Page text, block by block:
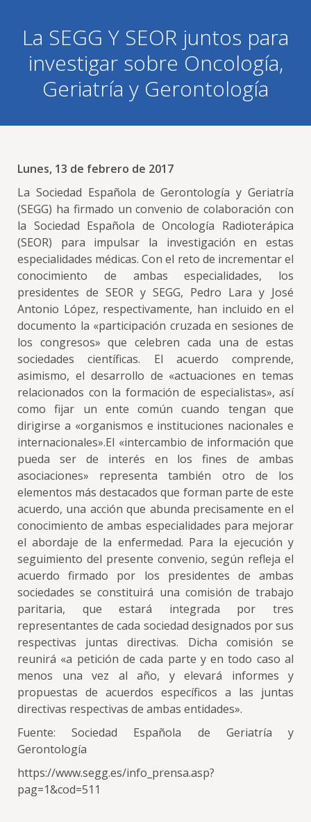
La SEGG Y SEOR juntos para
investigar sobre Oncología,
Geriatría y Gerontología
Lunes, 13 de febrero de 2017
La Sociedad Española de Gerontología y Geriatría
(SEGG) ha firmado un convenio de colaboración con
la Sociedad Española de Oncología Radioterápica
(SEOR) para impulsar la investigación en estas
especialidades médicas. Con el reto de incrementar el
conocimiento de ambas especialidades, los
presidentes de SEOR y SEGG, Pedro Lara y José
Antonio López, respectivamente, han incluido en el
documento la «participación cruzada en sesiones de
los congresos» que celebren cada una de estas
sociedades científicas. El acuerdo comprende,
asimismo, el desarrollo de «actuaciones en temas
relacionados con la formación de especialistas», así
como fijar un ente común cuando tengan que
dirigirse a «organismos e instituciones nacionales e
internacionales».El «intercambio de información que
pueda ser de interés en los fines de ambas
asociaciones» representa también otro de los
elementos más destacados que forman parte de este
acuerdo, una acción que abunda precisamente en el
conocimiento de ambas especialidades para mejorar
el abordaje de la enfermedad. Para la ejecución y
seguimiento del presente convenio, según refleja el
acuerdo firmado por los presidentes de ambas
sociedades se constituirá una comisión de trabajo
paritaria, que estará integrada por tres
representantes de cada sociedad designados por sus
respectivas juntas directivas. Dicha comisión se
reunirá «a petición de cada parte y en todo caso al
menos una vez al año, y elevará informes y
propuestas de acuerdos específicos a las juntas
directivas respectivas de ambas entidades».
Fuente: Sociedad Española de Geriatría y
Gerontología
https://www.segg.es/info_prensa.asp?
pag=1&cod=511